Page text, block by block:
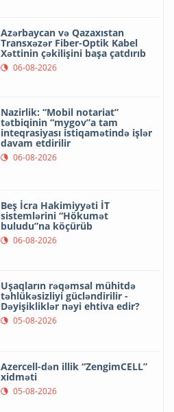
Azərbaycan və Qazaxıstan
Transxəzər Fiber-Optik Kabel
Xəttinin çəkilişini başa çatdırıb
06-08-2026
Nazirlik: “Mobil notariat”
tətbiqinin “mygov”a tam
inteqrasiyası istiqamətində işlər
davam etdirilir
06-08-2026
Beş İcra Hakimiyyəti İT
sistemlərini “Hökumət
buludu”na köçürüb
06-08-2026
Uşaqların rəqəmsal mühitdə
təhlükəsizliyi gücləndirilir -
Dəyişikliklər nəyi ehtiva edir?
05-08-2026
Azercell-dən illik “ZengimCELL”
xidməti
05-08-2026